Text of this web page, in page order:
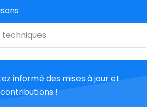
informé des mises à jour et
!